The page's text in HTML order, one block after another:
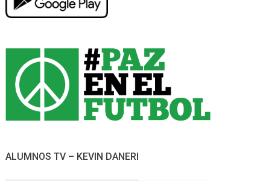
ALUMNOS TV – KEVIN DANERI